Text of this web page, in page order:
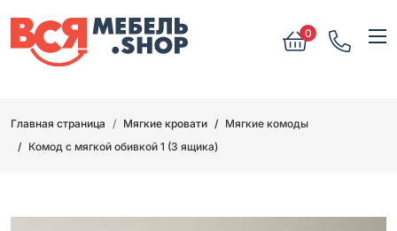
0
Главная страница Мягкие кровати
Мягкие комоды
Комод с мягкой обивкой 1 (3 ящика)